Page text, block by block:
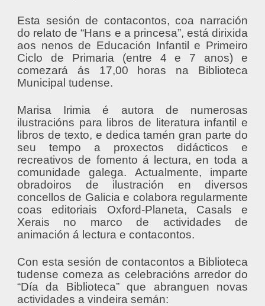
Esta sesión de contacontos, coa narración
do relato de “Hans e a princesa”, está dirixida
aos nenos de Educación Infantil e Primeiro
Ciclo de Primaria (entre 4 e 7 anos) e
comezará ás 17,00 horas na Biblioteca
Municipal tudense.
Marisa Irimia é autora de numerosas
ilustracións para libros de literatura infantil e
libros de texto, e dedica tamén gran parte do
seu tempo a proxectos didácticos e
recreativos de fomento á lectura, en toda a
comunidade galega. Actualmente, imparte
obradoiros de ilustración en diversos
concellos de Galicia e colabora regularmente
coas editoriais Oxford-Planeta, Casals e
Xerais no marco de actividades de
animación á lectura e contacontos.
Con esta sesión de contacontos a Biblioteca
tudense comeza as celebracións arredor do
“Día da Biblioteca” que abranguen novas
actividades a vindeira semán: